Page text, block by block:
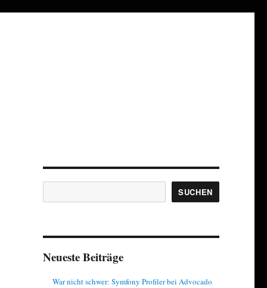
SUCHEN
Neueste Beiträge
War nicht schwer: Symfony Profiler bei Advocado